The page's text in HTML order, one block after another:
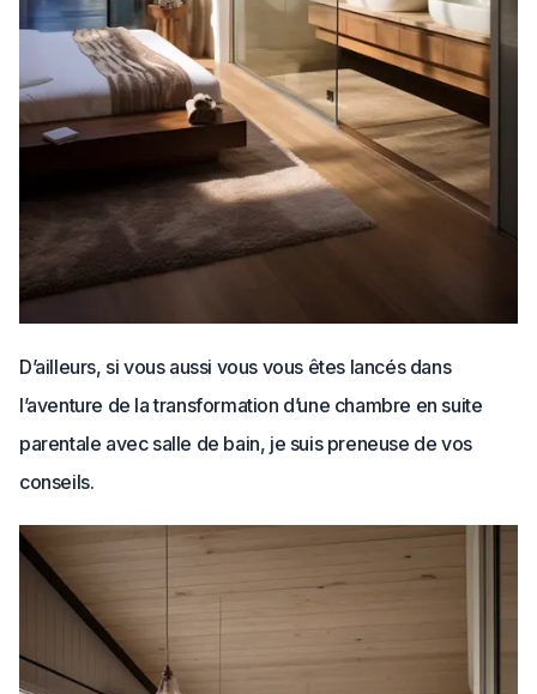
D’ailleurs, si vous aussi vous vous êtes lancés dans
l’aventure de la transformation d’une chambre en suite
parentale avec salle de bain, je suis preneuse de vos
conseils.